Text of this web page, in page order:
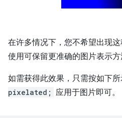
在许多情况下，您不希望出现
使用可保留更准确的图片表示方
如需获得此效果，只需按如下
pixelated; 应用于图片即可。